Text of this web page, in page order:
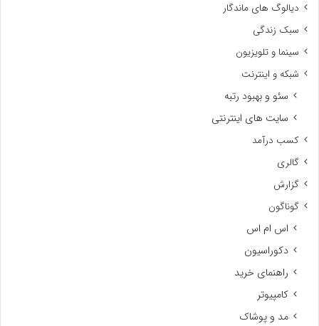
دیالوگ های ماندگار
سبک زندگی
سینما و تلویزیون
شبکه و اینترنت
سئو و بهبود رتبه
سایت های اینترنتی
کسب درآمد
گالری
گزارش
گوناگون
اس ام اس
دکوراسیون
راهنمای خرید
کامپیوتر
مد و پوشاک